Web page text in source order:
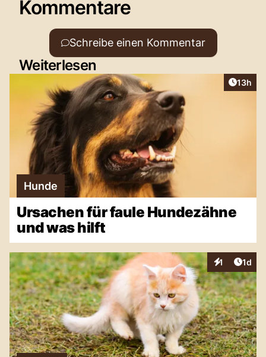
Kommentare
Schreibe einen Kommentar
Weiterlesen
Artikel
13h
Hunde
Ursachen für faule Hundezähne
und was hilft
1
Interaktionen
1d